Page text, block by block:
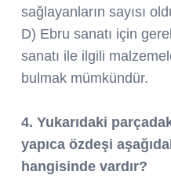
sağlayanların sayısı
D) Ebru sanatı için
sanatı ile ilgili
bulmak mümkündür.
4. Yukarıdaki
yapıca özdeşi
hangisinde vardır?